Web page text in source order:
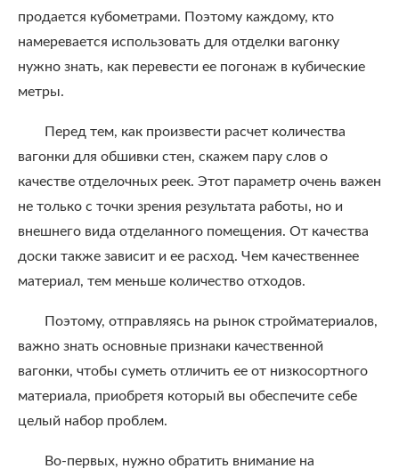
продается кубометрами. Поэтому каждому, кто
намеревается использовать для отделки вагонку
нужно знать, как перевести ее погонаж в кубические
метры.
Перед тем, как произвести расчет количества
вагонки для обшивки стен, скажем пару слов о
качестве отделочных реек. Этот параметр очень важен
не только с точки зрения результата работы, но и
внешнего вида отделанного помещения. От качества
доски также зависит и ее расход. Чем качественнее
материал, тем меньше количество отходов.
Поэтому, отправляясь на рынок стройматериалов,
важно знать основные признаки качественной
вагонки, чтобы суметь отличить ее от низкосортного
материала, приобретя который вы обеспечите себе
целый набор проблем.
Во-первых, нужно обратить внимание на